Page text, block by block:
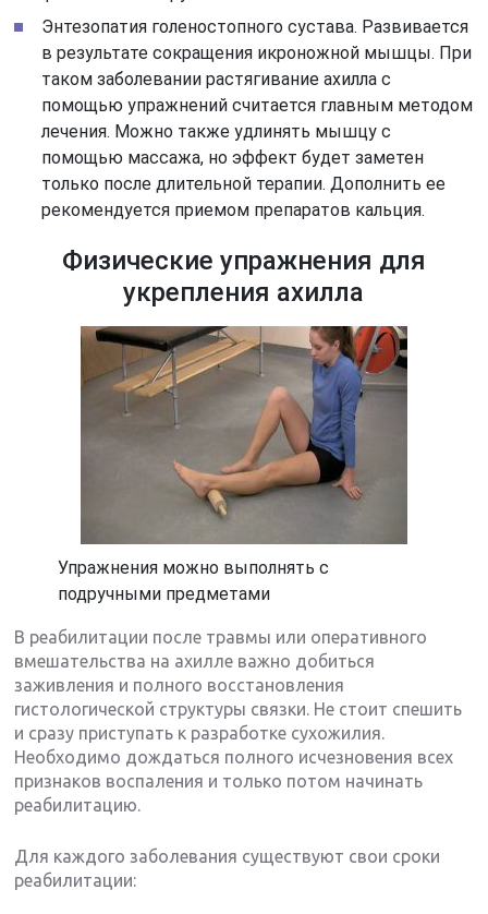
Энтезопатия голеностопного сустава. Развивается
в результате сокращения икроножной мышцы. При
таком заболевании растягивание ахилла с
помощью упражнений считается главным методом
лечения. Можно также удлинять мышцу с
помощью массажа, но эффект будет заметен
только после длительной терапии. Дополнить ее
рекомендуется приемом препаратов кальция.
Физические упражнения для
укрепления ахилла
Упражнения можно выполнять с
подручными предметами
В реабилитации после травмы или оперативного
вмешательства на ахилле важно добиться
заживления и полного восстановления
гистологической структуры связки. Не стоит спешить
и сразу приступать к разработке сухожилия.
Необходимо дождаться полного исчезновения всех
признаков воспаления и только потом начинать
реабилитацию.
Для каждого заболевания существуют свои сроки
реабилитации: